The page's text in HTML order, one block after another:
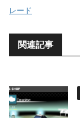
レード
関連記事